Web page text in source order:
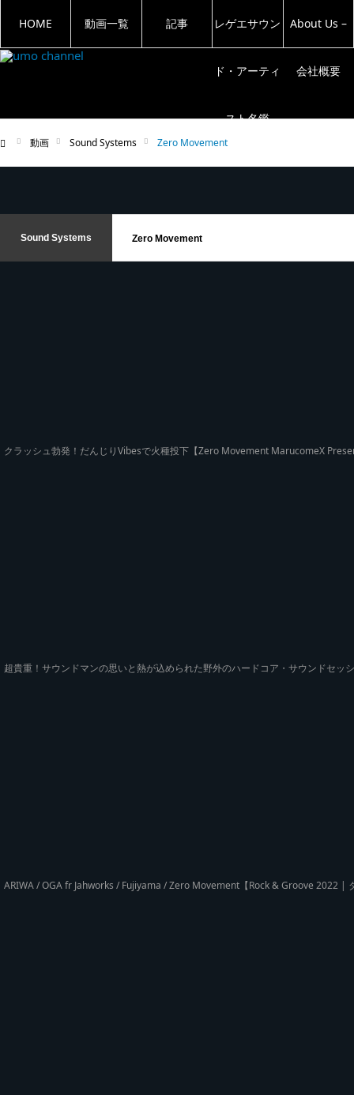
HOME 動画一覧 記事 レゲエサウン
ド・アーティ
スト名鑑
About Us –
会社概要
動画 Sound Systems Zero Movement
Sound Systems Zero Movement
クラッシュ勃発！だんじりVibesで火種投下【Zero Movement MarucomeX
超貴重！サウンドマンの思いと熱が込められた野外のハードコア・サウンドセ
ARIWA / OGA fr Jahworks / Fujiyama / Zero Movement【Rock & Groove 2022 |